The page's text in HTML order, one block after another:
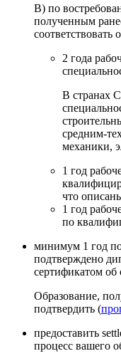
B) по
полученным
2 года
В странах
средним-
механики,
1 год
что
1 год
по
минимум 1 год
подтверждено
сертификатом об
Образование,
подтвердить (
предоставить
процесс вашего